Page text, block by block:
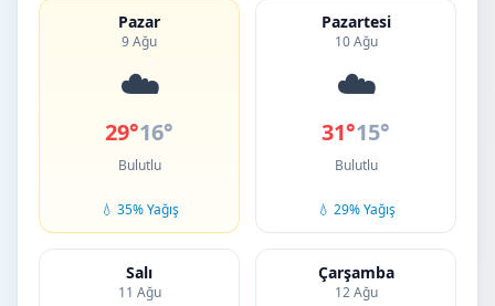
Pazar
9 Ağu
☁️
29°16°
Bulutlu
💧 35% Yağış
Pazartesi
10 Ağu
☁️
31°15°
Bulutlu
💧 29% Yağış
Salı
11 Ağu
Çarşamba
12 Ağu